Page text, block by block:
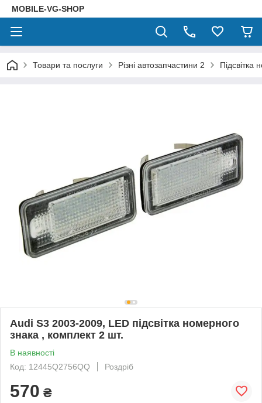
MOBILE-VG-SHOP
Товари та послуги Різні автозапчастини 2 Підсвітка
Audi S3 2003-2009, LED підсвітка номерного
знака , комплект 2 шт.
В наявності
Код: 12445Q2756QQ
Роздріб
570 ₴